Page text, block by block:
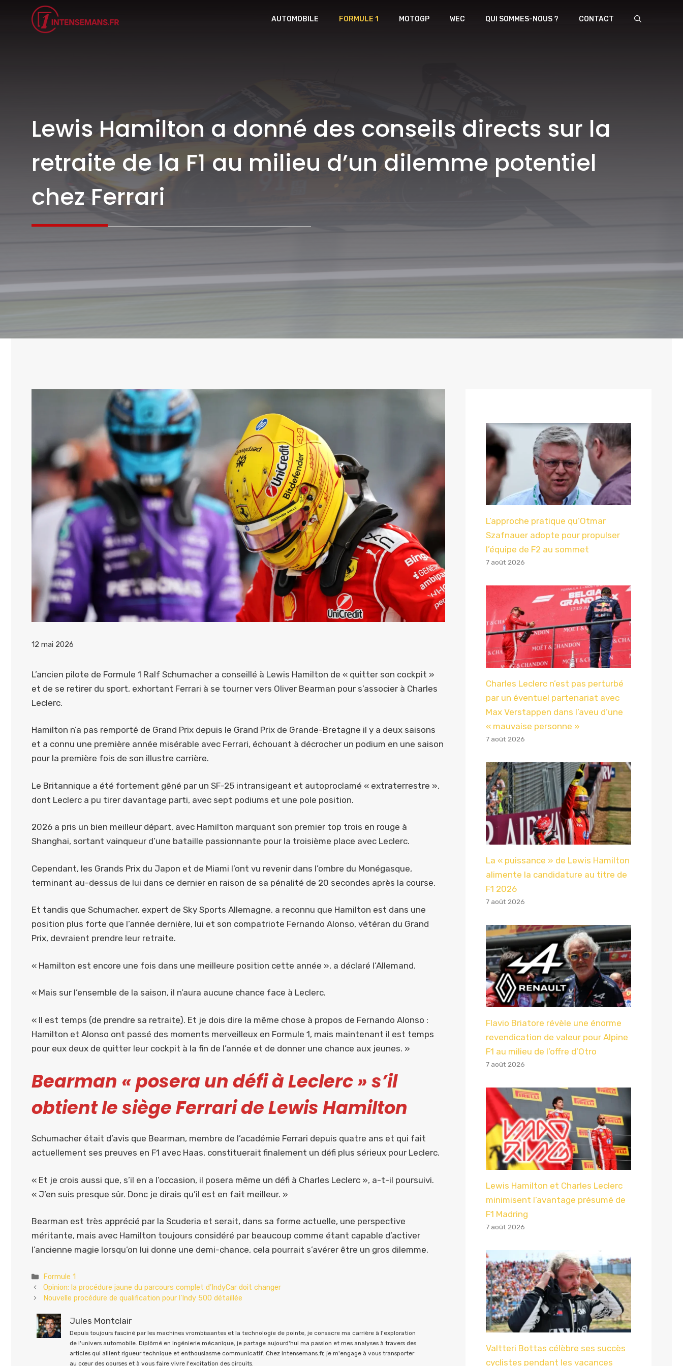
AUTOMOBILE FORMULE 1 MOTOGP WEC QUI SOMMES-NOUS ? CONTACT
Lewis Hamilton a donné des conseils directs sur la
retraite de la F1 au milieu d’un dilemme potentiel
chez Ferrari
12 mai 2026
L’ancien pilote de Formule 1 Ralf Schumacher a conseillé à Lewis Hamilton de « quitter son cockpit »
et de se retirer du sport, exhortant Ferrari à se tourner vers Oliver Bearman pour s’associer à Charles
Leclerc.
Hamilton n’a pas remporté de Grand Prix depuis le Grand Prix de Grande-Bretagne il y a deux saisons
et a connu une première année misérable avec Ferrari, échouant à décrocher un podium en une saison
pour la première fois de son illustre carrière.
Le Britannique a été fortement gêné par un SF-25 intransigeant et autoproclamé « extraterrestre »,
dont Leclerc a pu tirer davantage parti, avec sept podiums et une pole position.
2026 a pris un bien meilleur départ, avec Hamilton marquant son premier top trois en rouge à
Shanghai, sortant vainqueur d’une bataille passionnante pour la troisième place avec Leclerc.
Cependant, les Grands Prix du Japon et de Miami l’ont vu revenir dans l’ombre du Monégasque,
terminant au-dessus de lui dans ce dernier en raison de sa pénalité de 20 secondes après la course.
Et tandis que Schumacher, expert de Sky Sports Allemagne, a reconnu que Hamilton est dans une
position plus forte que l’année dernière, lui et son compatriote Fernando Alonso, vétéran du Grand
Prix, devraient prendre leur retraite.
« Hamilton est encore une fois dans une meilleure position cette année », a déclaré l’Allemand.
« Mais sur l’ensemble de la saison, il n’aura aucune chance face à Leclerc.
« Il est temps (de prendre sa retraite). Et je dois dire la même chose à propos de Fernando Alonso :
Hamilton et Alonso ont passé des moments merveilleux en Formule 1, mais maintenant il est temps
pour eux deux de quitter leur cockpit à la fin de l’année et de donner une chance aux jeunes. »
Bearman « posera un défi à Leclerc » s’il
obtient le siège Ferrari de Lewis Hamilton
Schumacher était d’avis que Bearman, membre de l’académie Ferrari depuis quatre ans et qui fait
actuellement ses preuves en F1 avec Haas, constituerait finalement un défi plus sérieux pour Leclerc.
« Et je crois aussi que, s’il en a l’occasion, il posera même un défi à Charles Leclerc », a-t-il poursuivi.
« J’en suis presque sûr. Donc je dirais qu’il est en fait meilleur. »
Bearman est très apprécié par la Scuderia et serait, dans sa forme actuelle, une perspective
méritante, mais avec Hamilton toujours considéré par beaucoup comme étant capable d’activer
l’ancienne magie lorsqu’on lui donne une demi-chance, cela pourrait s’avérer être un gros dilemme.
Catégories
Formule 1
Opinion: la procédure jaune du parcours complet d’IndyCar doit changer
Nouvelle procédure de qualification pour l’Indy 500 détaillée
Jules Montclair
Depuis toujours fasciné par les machines vrombissantes et la technologie de pointe, je consacre ma carrière à l'exploration
de l'univers automobile. Diplômé en ingénierie mécanique, je partage aujourd'hui ma passion et mes analyses à travers des
articles qui allient rigueur technique et enthousiasme communicatif. Chez Intensemans.fr, je m'engage à vous transporter
au cœur des courses et à vous faire vivre l'excitation des circuits.
L’approche pratique qu’Otmar
Szafnauer adopte pour propulser
l’équipe de F2 au sommet
7 août 2026
Charles Leclerc n’est pas perturbé
par un éventuel partenariat avec
Max Verstappen dans l’aveu d’une
« mauvaise personne »
7 août 2026
La « puissance » de Lewis Hamilton
alimente la candidature au titre de
F1 2026
7 août 2026
Flavio Briatore révèle une énorme
revendication de valeur pour Alpine
F1 au milieu de l’offre d’Otro
7 août 2026
Lewis Hamilton et Charles Leclerc
minimisent l’avantage présumé de
F1 Madring
7 août 2026
Valtteri Bottas célèbre ses succès
cyclistes pendant les vacances